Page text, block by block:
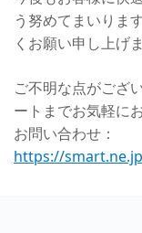
う努めてまいりま
くお願い申し上げま
ご不明な点がござ
ートまでお気軽に
お問い合わせ：
https://